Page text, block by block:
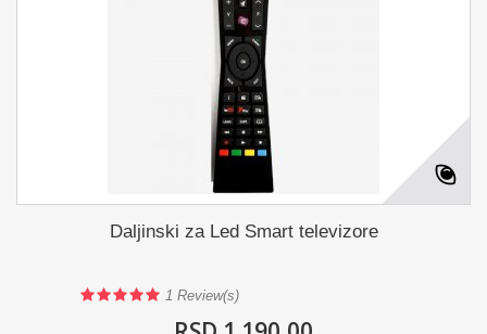
Daljinski za Led Smart televizore
1 Review(s)